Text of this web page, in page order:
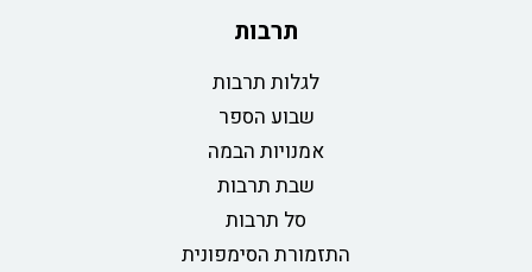
תרבות
לגלות תרבות
שבוע הספר
אמנויות הבמה
שבת תרבות
סל תרבות
התזמורת הסימפונית